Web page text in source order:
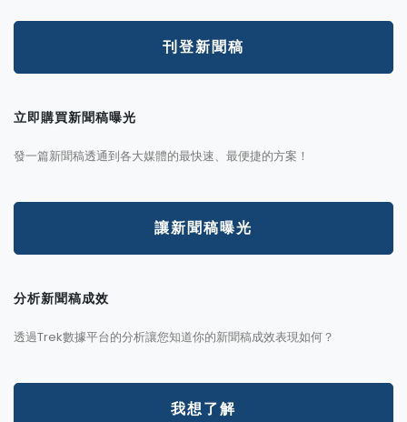
刊登新聞稿
立即購買新聞稿曝光
發一篇新聞稿透通到各大媒體的最快速、最便捷的方案！
讓新聞稿曝光
分析新聞稿成效
透過Trek數據平台的分析讓您知道你的新聞稿成效表現如何？
我想了解